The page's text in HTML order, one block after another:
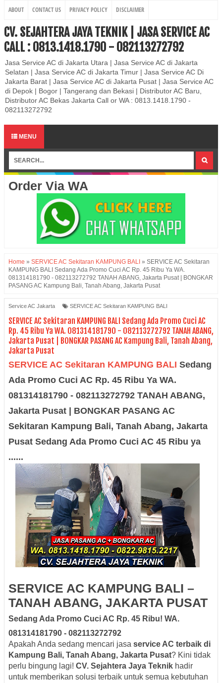
ABOUT CONTACT US PRIVACY POLICY DISCLAIMER
CV. SEJAHTERA JAYA TEKNIK | JASA SERVICE AC
CALL : 0813.1418.1790 - 082113272792
Jasa Service AC di Jakarta Utara | Jasa Service AC di Jakarta
Selatan | Jasa Service AC di Jakarta Timur | Jasa Service AC Di
Jakarta Barat | Jasa Service AC di Jakarta Pusat | Jasa Service AC
di Depok | Bogor | Tangerang dan Bekasi | Distributor AC Baru,
Distributor AC Bekas Jakarta Call or WA : 0813.1418.1790 -
082113272792
MENU
Order Via WA
Home » SERVICE AC Sekitaran KAMPUNG BALI » SERVICE AC Sekitaran
KAMPUNG BALI Sedang Ada Promo Cuci AC Rp. 45 Ribu Ya WA.
081314181790 - 082113272792 TANAH ABANG, Jakarta Pusat | BONGKAR
PASANG AC Kampung Bali, Tanah Abang, Jakarta Pusat
Service AC Jakarta SERVICE AC Sekitaran KAMPUNG BALI
SERVICE AC Sekitaran KAMPUNG BALI Sedang Ada Promo Cuci AC
Rp. 45 Ribu Ya WA. 081314181790 - 082113272792 TANAH ABANG,
Jakarta Pusat | BONGKAR PASANG AC Kampung Bali, Tanah Abang,
Jakarta Pusat
SERVICE AC Sekitaran KAMPUNG BALI Sedang
Ada Promo Cuci AC Rp. 45 Ribu Ya WA.
081314181790 - 082113272792 TANAH ABANG,
Jakarta Pusat | BONGKAR PASANG AC
Sekitaran Kampung Bali, Tanah Abang, Jakarta
Pusat Sedang Ada Promo Cuci AC 45 Ribu ya
......
SERVICE AC KAMPUNG BALI –
TANAH ABANG, JAKARTA PUSAT
Sedang Ada Promo Cuci AC Rp. 45 Ribu! WA.
081314181790 - 082113272792
Apakah Anda sedang mencari jasa service AC terbaik di
Kampung Bali, Tanah Abang, Jakarta Pusat? Kini tidak
perlu bingung lagi! CV. Sejahtera Jaya Teknik hadir
untuk memberikan solusi terbaik untuk semua kebutuhan